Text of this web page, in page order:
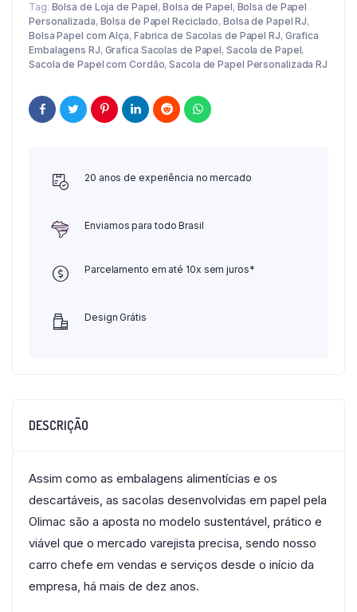
Tag: Bolsa de Loja de Papel,Bolsa de Papel, Bolsa de Papel
Personalizada, Bolsa de Papel Reciclado, Bolsa de Papel RJ,
Bolsa Papel com Alça, Fabrica de Sacolas de Papel RJ, Grafica
Embalagens RJ, Grafica Sacolas de Papel, Sacola de Papel,
Sacola de Papel com Cordão,Sacola de Papel Personalizada RJ
20 anos de experiência no mercado
Enviamos para todo Brasil
Parcelamento em até 10x sem juros*
Design Grátis
DESCRIÇÃO
Assim como as embalagens alimentícias e os
descartáveis, as sacolas desenvolvidas em papel pela
Olimac são a aposta no modelo sustentável, prático e
viável que o mercado varejista precisa, sendo nosso
carro chefe em vendas e serviços desde o início da
empresa, há mais de dez anos.